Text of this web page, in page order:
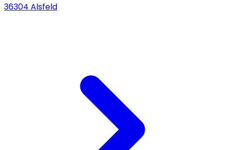
36304 Alsfeld